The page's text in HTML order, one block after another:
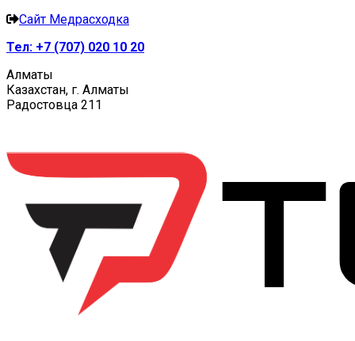
Сайт Медрасходка
Тел: +7 (707) 020 10 20
Алматы
Казахстан, г. Алматы
Радостовца 211